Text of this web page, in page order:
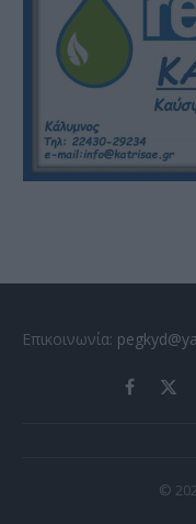
Επικοινωνία:
Facebook
X
©